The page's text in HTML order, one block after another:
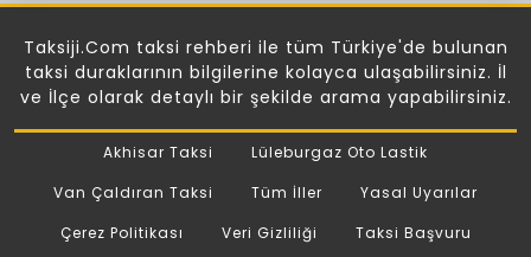
Taksiji.Com taksi rehberi ile tüm Türkiye'de bulunan
taksi duraklarının bilgilerine kolayca ulaşabilirsiniz. İl
ve İlçe olarak detaylı bir şekilde arama yapabilirsiniz.
Akhisar Taksi
Lüleburgaz Oto Lastik
Van Çaldıran Taksi
Tüm İller
Yasal Uyarılar
Çerez Politikası
Veri Gizliliği Taksi Başvuru